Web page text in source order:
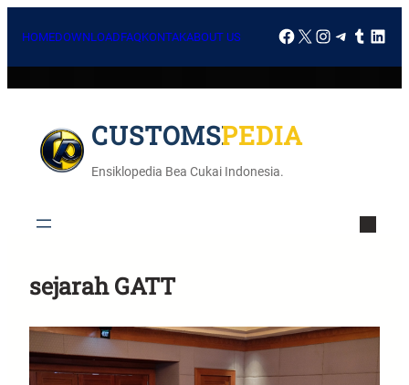
HOMEDOWNLOADFAQKONTAKABOUT US
CUSTOMSPEDIA
Ensiklopedia Bea Cukai Indonesia.
sejarah GATT